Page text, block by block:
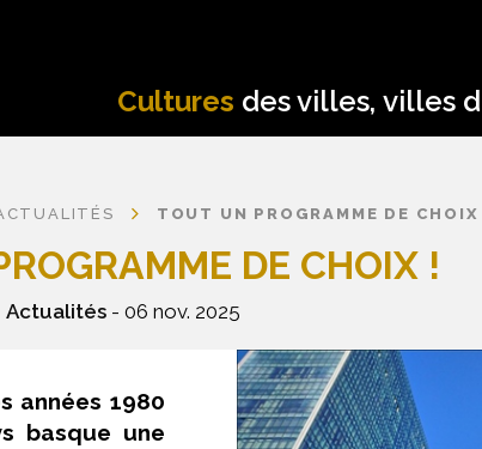
Cultures des villes, villes
DE CHOIX !
Actualités - 06 nov. 2025
TOUT UN PROGRAMME DE
années 1980
basque une